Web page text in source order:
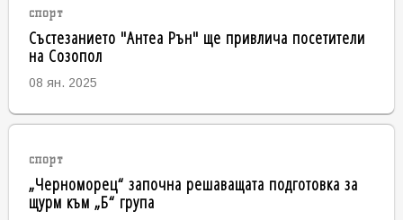
спорт
Състезанието "Антеа Рън" ще привлича посетители
на Созопол
08 ян. 2025
спорт
„Черноморец“ започна решаващата подготовка за
щурм към „Б“ група